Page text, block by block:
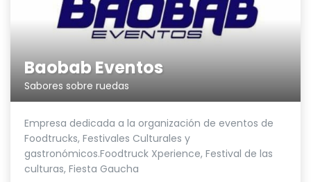
Baobab Eventos
Sabores sobre ruedas
Empresa dedicada a la organización de eventos de
Foodtrucks, Festivales Culturales y
gastronómicos.Foodtruck Xperience, Festival de las
culturas, Fiesta Gaucha